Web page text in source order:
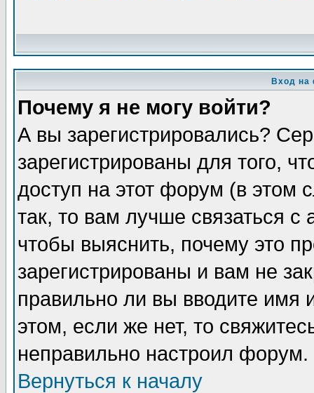
Вход на
Почему я не могу войти?
А вы зарегистрировались?
зарегистрированы для того,
доступ на этот форум (в этом
так, то вам лучше связаться
чтобы выяснить, почему это
зарегистрированы и вам не
правильно ли вы вводите
этом, если же нет, то
неправильно настроил форум.
Вернуться к началу